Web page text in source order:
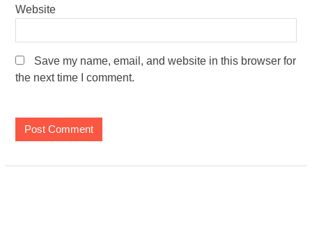
Website
Save my name, email, and website in this browser for
the next time I comment.